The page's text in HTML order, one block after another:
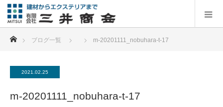
ブログ一覧 m-20201111_nobuhara-t-17
2021.02.25
m-20201111_nobuhara-t-17